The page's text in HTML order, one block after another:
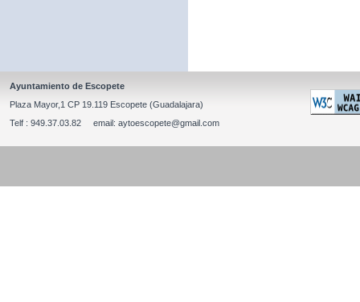
Ayuntamiento de Escopete
Plaza Mayor,1 CP 19.119 Escopete (Guadalajara)
Telf : 949.37.03.82 email: aytoescopete@gmail.com